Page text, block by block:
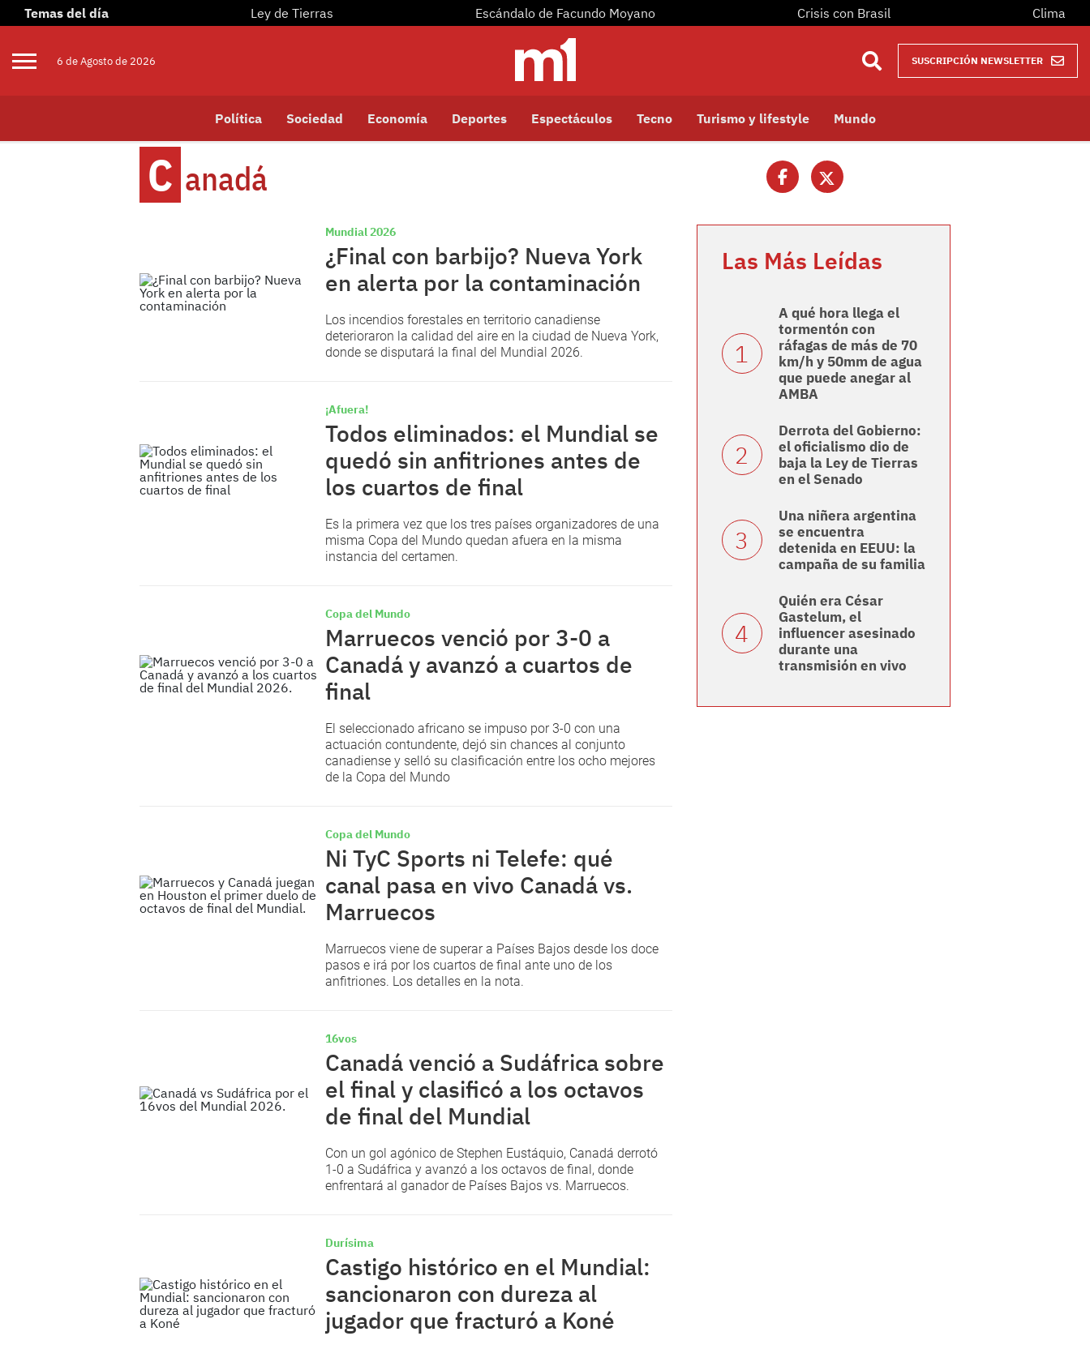
Temas del día Ley de Tierras Escándalo de Facundo Moyano Crisis con Brasil Clima
6 deAgostode 2026 SUSCRIPCIÓN NEWSLETTER
Política Sociedad Economía Deportes Espectáculos Tecno Turismo y lifestyle Mundo
C Anadá
Mundial 2026
¿Final con barbijo? Nueva York
en alerta por la contaminación
Los incendios forestales en territorio canadiense
deterioraron la calidad del aire en la ciudad de Nueva York,
donde se disputará la final del Mundial 2026.
¡Afuera!
Todos eliminados: el Mundial se
quedó sin anfitriones antes de
los cuartos de final
Es la primera vez que los tres países organizadores de una
misma Copa del Mundo quedan afuera en la misma
instancia del certamen.
Copa del Mundo
Marruecos venció por 3-0 a
Canadá y avanzó a cuartos de
final
El seleccionado africano se impuso por 3-0 con una
actuación contundente, dejó sin chances al conjunto
canadiense y selló su clasificación entre los ocho mejores
de la Copa del Mundo
Copa del Mundo
Ni TyC Sports ni Telefe: qué
canal pasa en vivo Canadá vs.
Marruecos
Marruecos viene de superar a Países Bajos desde los doce
pasos e irá por los cuartos de final ante uno de los
anfitriones. Los detalles en la nota.
16vos
Canadá venció a Sudáfrica sobre
el final y clasificó a los octavos
de final del Mundial
Con un gol agónico de Stephen Eustáquio, Canadá derrotó
1-0 a Sudáfrica y avanzó a los octavos de final, donde
enfrentará al ganador de Países Bajos vs. Marruecos.
Durísima
Castigo histórico en el Mundial:
sancionaron con dureza al
jugador que fracturó a Koné
Las Más Leídas
A qué hora llega el
tormentón con
ráfagas de más de 70
km/h y 50mm de agua
que puede anegar al
AMBA
Derrota del Gobierno:
el oficialismo dio de
baja la Ley de Tierras
en el Senado
Una niñera argentina
se encuentra
detenida en EEUU: la
campaña de su familia
Quién era César
Gastelum, el
influencer asesinado
durante una
transmisión en vivo